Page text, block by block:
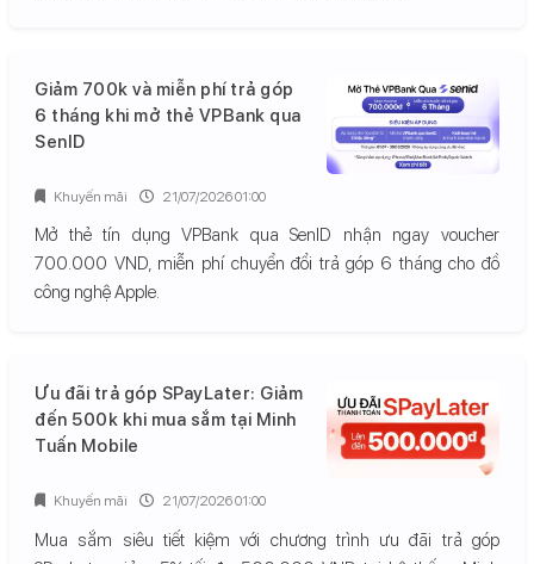
Giảm 700k và miễn phí trả góp
6 tháng khi mở thẻ VPBank qua
SenID
Mở thẻ tín dụng VPBank qua SenID nhận ngay voucher
700.000 VND, miễn phí chuyển đổi trả góp 6 tháng cho đồ
công nghệ Apple.
Khuyến mãi 21/07/2026 01:00
Ưu đãi trả góp SPayLater: Giảm
đến 500k khi mua sắm tại Minh
Tuấn Mobile
Mua sắm siêu tiết kiệm với chương trình ưu đãi trả góp
Khuyến mãi 21/07/2026 01:00